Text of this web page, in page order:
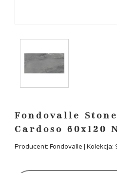
Fondovalle
Cardoso 60x120
Producent: Fondovalle | Kolekcja: